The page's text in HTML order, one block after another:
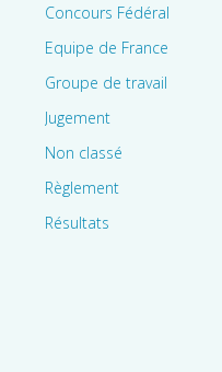
Concours Fédéral
Equipe de France
Groupe de travail
Jugement
Non classé
Règlement
Résultats